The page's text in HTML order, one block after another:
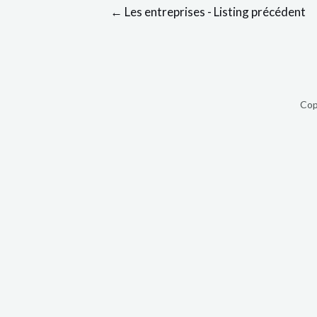
← Les entreprises - Listing précédent